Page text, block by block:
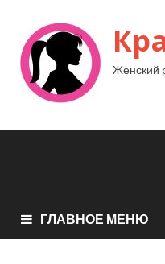
Женский
ГЛАВНОЕ МЕНЮ